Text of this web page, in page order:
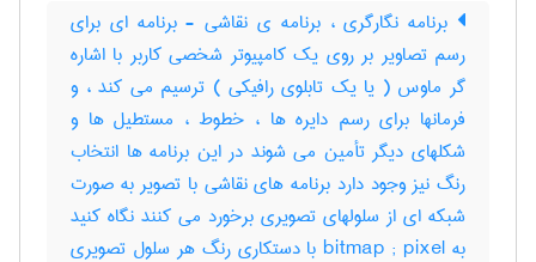
برنامه نگارگری ، برنامه ی نقاشی - برنامه ای برای
رسم تصاویر بر روی یک کامپیوتر شخصی کاربر با اشاره
گر ماوس ( یا یک تابلوی رافیکی ) ترسیم می کند ، و
فرمانها برای رسم دایره ها ، خطوط ، مستطیل ها و
شکلهای دیگر تأمین می شوند در این برنامه ها انتخاب
رنگ نیز وجود دارد برنامه های نقاشی با تصویر به صورت
شبکه ای از سلولهای تصویری برخورد می کنند نگاه کنید
به bitmap ; pixel با دستکاری رنگ هر سلول تصویری